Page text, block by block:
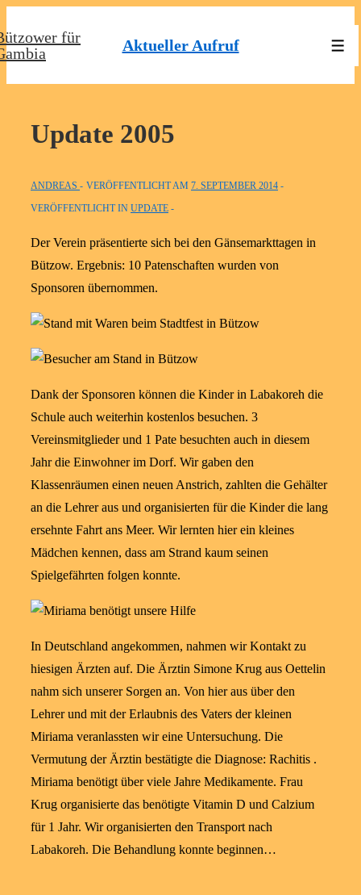
Zum
Inhalt
für
Aktueller Aufruf
Update 2005
ANDREAS VERÖFFENTLICHT AM 7. SEPTEMBER 2014
VERÖFFENTLICHT IN UPDATE
Der Verein präsentierte sich bei den Gänsemarkttagen in
Bützow. Ergebnis: 10 Patenschaften wurden von
Sponsoren übernommen.
Dank der Sponsoren können die Kinder in Labakoreh die
Schule auch weiterhin kostenlos besuchen. 3
Vereinsmitglieder und 1 Pate besuchten auch in diesem
Jahr die Einwohner im Dorf. Wir gaben den
Klassenräumen einen neuen Anstrich, zahlten die Gehälter
an die Lehrer aus und organisierten für die Kinder die lang
ersehnte Fahrt ans Meer. Wir lernten hier ein kleines
Mädchen kennen, dass am Strand kaum seinen
Spielgefährten folgen konnte.
In Deutschland angekommen, nahmen wir Kontakt zu
hiesigen Ärzten auf. Die Ärztin Simone Krug aus Oettelin
nahm sich unserer Sorgen an. Von hier aus über den
Lehrer und mit der Erlaubnis des Vaters der kleinen
Miriama veranlassten wir eine Untersuchung. Die
Vermutung der Ärztin bestätigte die Diagnose: Rachitis .
Miriama benötigt über viele Jahre Medikamente. Frau
Krug organisierte das benötigte Vitamin D und Calzium
für 1 Jahr. Wir organisierten den Transport nach
Labakoreh. Die Behandlung konnte beginnen…